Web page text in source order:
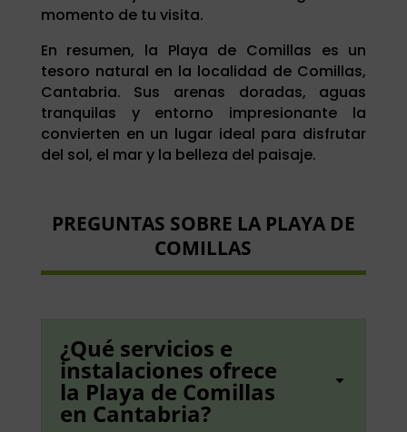
momento de tu visita.
En resumen, la Playa de Comillas es un
tesoro natural en la localidad de Comillas,
Cantabria. Sus arenas doradas, aguas
tranquilas y entorno impresionante la
convierten en un lugar ideal para disfrutar
del sol, el mar y la belleza del paisaje.
PREGUNTAS SOBRE LA PLAYA DE
COMILLAS
¿Qué servicios e
instalaciones ofrece
la Playa de Comillas
en Cantabria?